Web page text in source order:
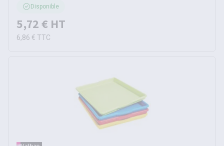
Disponible
5,72 € HT
6,86 € TTC